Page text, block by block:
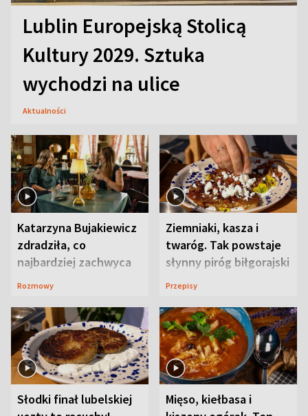
Lublin Europejską Stolicą
Kultury 2029. Sztuka
wychodzi na ulice
Aktualności
Katarzyna Bujakiewicz
zdradziła, co
najbardziej zachwyca
ją w Lublinie
Rozmowy
Ziemniaki, kasza i
twaróg. Tak powstaje
słynny piróg biłgorajski
Przepisy
Słodki finał lubelskiej
Mięso, kiełbasa i